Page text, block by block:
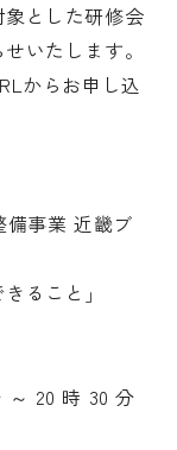
とした研修会
いたします。
からお申し込
事業 近畿ブ
ること」
～ 20 時 30 分